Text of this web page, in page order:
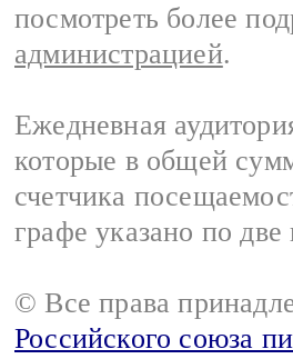
посмотреть более
администрацией.
Ежедневная
которые в общей
счетчика
графе указано по
© Все права
Российского союза